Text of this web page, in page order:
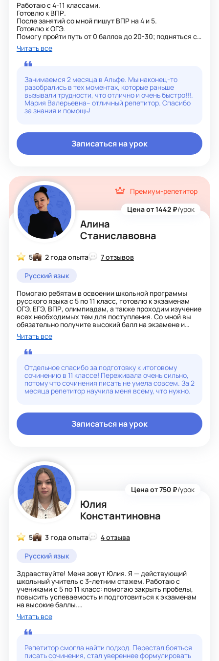
Работаю с 4-11 классами.
Готовлю к ВПР.
После занятий со мной пишут ВПР на 4 и 5.
Готовлю к ОГЭ.
Помогу пройти путь от 0 баллов до 20-30; подняться с
двойки до тройки и четверки.
Готовлю к ЕГЭ. Улучшение до 80+ баллов.
Повышаю успеваемость, восполняю пробелы, помогаю
с проблемами ученикам 4-11 классов.
Помогаю разобраться с домашним заданием.
Читать все
Занимаемся 2 месяца в Альфе. Мы наконец-то
разобрались в тех моментах, которые раньше
вызывали трудности, что отлично и очень быстро!!!.
Мария Валерьевна– отличный репетитор. Спасибо
за знания и помощь!
Записаться на урок
Алина
Станиславовна
Цена от 1442 ₽/урок
Премиум-репетитор
5 2 года опыта
7 отзывов
Русский язык
Помогаю ребятам в освоении школьной программы
русского языка с 5 по 11 класс, готовлю к экзаменам
ОГЭ, ЕГЭ, ВПР, олимпиадам, а также проходим изучение
всех необходимых тем для поступления. Со мной вы
обязательно получите высокий балл на экзамене и
поступите в ВУЗ мечты!
На занятии мы сможем:
- получить фундаментальные знания
- повысить орфографическую и пунктуационную
грамотность;
- выявить пробелы и устранить их;
- подготовиться к ЕГЭ и ОГЭ и уверенно сдать его с
высоким результатом;
- научиться писать сочинения и изложения;
Имею особый путь взаимодействия с учеником, где мы
вместе сможем расширить возможности изучения
русского языка благодаря интересному,
проходит по авторской методике.
Мои ученики ежегодно набирали 90+ баллов по
русскому языку, имеют прочные знания предмета.
Я как дисциплинированный и ответственный эксперт
требую того же и от ученика, ведь только так, шагая
вместе к поставленной цели, сможем достигнуть
успеха и не потерять запал, мотивацию, вдохновение и
Читать все
Отдельное спасибо за подготовку к итоговому
сочинению в 11 классе! Переживала очень сильно,
потому что сочинения писать не умела совсем. За 2
месяца репетитор научила меня всему, что нужно.
Записаться на урок
Юлия
Константиновна
Цена от 750 ₽/урок
5 3 года опыта
4 отзыва
Русский язык
Здравствуйте! Меня зовут Юлия. Я — действующий
школьный учитель с 3-летним стажем. Работаю с
учениками с 5 по 11 класс: помогаю закрыть пробелы,
повысить успеваемость и подготовиться к экзаменам
на высокие баллы.
О моей работе:
Преподавание в школе позволяет мне каждый день
видеть реальные проблемы учеников, знать тонкости
школьной программы и требования ФИПИ к ОГЭ и ЕГЭ.
Читать все
Репетитор смогла найти подход. Перестал бояться
писать сочинения, стал увереннее формулировать